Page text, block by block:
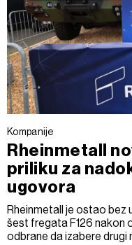
Kompanije
Rheinmetall
priliku za
ugovora
Rheinmetall je ostao bez
šest fregata F126 nakon
odbrane da izabere drugi